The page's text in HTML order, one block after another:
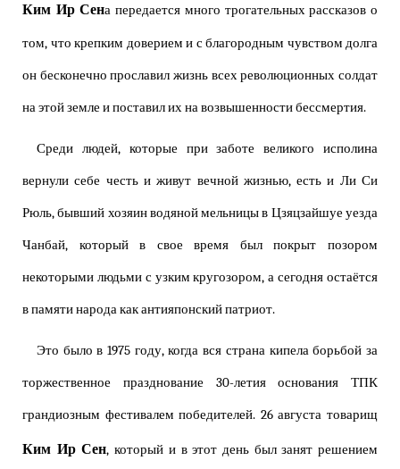
Ким Ир Сена передается много трогательных рассказов о
том, что крепким доверием и с благородным чувством долга
он бесконечно прославил жизнь всех революционных солдат
на этой земле и поставил их на возвышенности бессмертия.
Среди людей, которые при заботе великого исполина
вернули себе честь и живут вечной жизнью, есть и Ли Си
Рюль, бывший хозяин водяной мельницы в Цзяцзайшуе уезда
Чанбай, который в свое время был покрыт позором
некоторыми людьми с узким кругозором, а сегодня остаётся
в памяти народа как антияпонский патриот.
Это было в 1975 году, когда вся страна кипела борьбой за
торжественное празднование 30-летия основания ТПК
грандиозным фестивалем победителей. 26 августа товарищ
Ким Ир Сен, который и в этот день был занят решением